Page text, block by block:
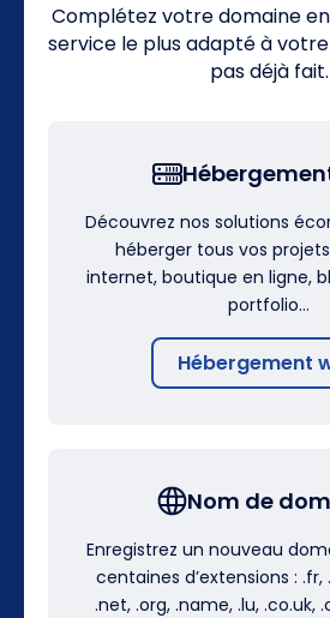
Complétez votre domaine
service le plus adapté à
pas déjà fait.
Découvrez nos solutions
héberger tous vos
internet, boutique en ligne,
portfolio…
Hébergement
Nom de
Enregistrez un nouveau
centaines d’extensions : .fr,
.net, .org, .name, .lu, .co.uk,